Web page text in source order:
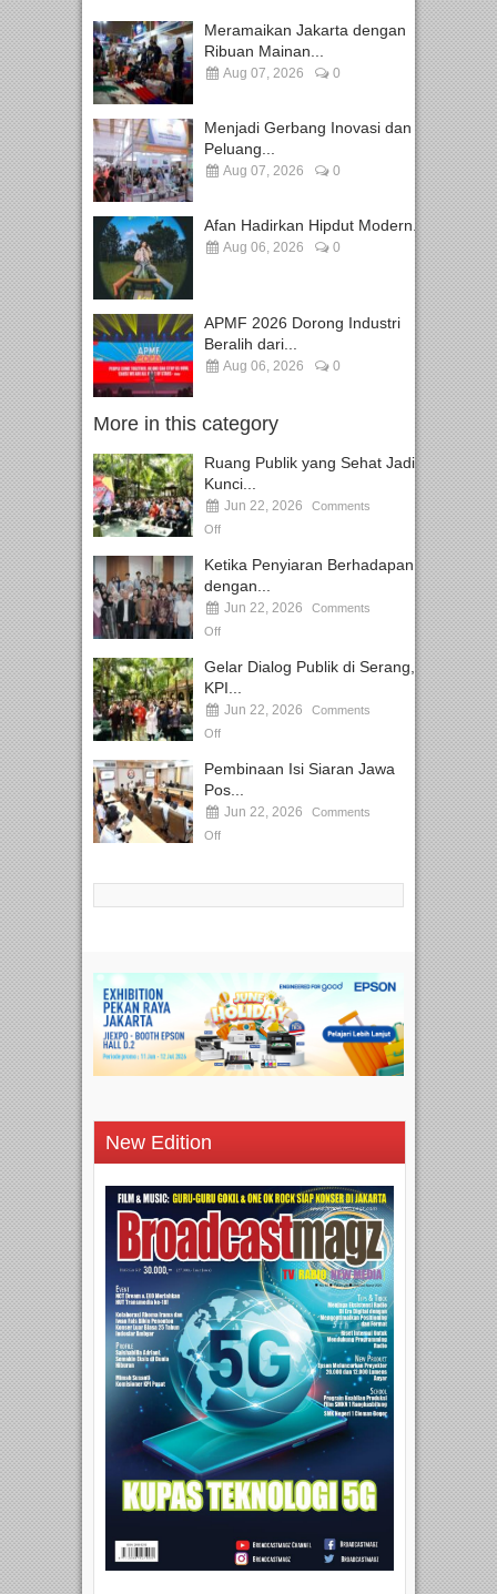
Meramaikan Jakarta dengan
Ribuan Mainan...
Aug 07, 2026 0
Menjadi Gerbang Inovasi dan
Peluang...
Aug 07, 2026 0
Afan Hadirkan Hipdut Modern...
Aug 06, 2026 0
APMF 2026 Dorong Industri
Beralih dari...
Aug 06, 2026 0
More in this category
Ruang Publik yang Sehat Jadi
Kunci...
Jun 22, 2026
Comments
Off
Ketika Penyiaran Berhadapan
dengan...
Jun 22, 2026
Comments
Off
Gelar Dialog Publik di Serang,
KPI...
Jun 22, 2026
Comments
Off
Pembinaan Isi Siaran Jawa
Pos...
Jun 22, 2026
Comments
Off
New Edition